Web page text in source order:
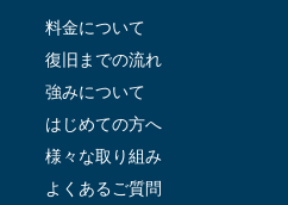
料金について
復旧までの流れ
強みについて
はじめての方へ
様々な取り組み
よくあるご質問